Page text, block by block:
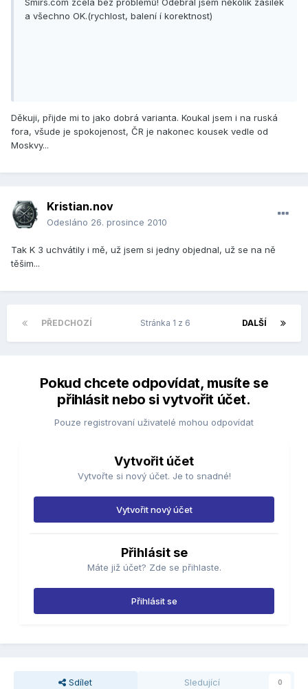
Smirs.com zcela bez problémů! Odebral jsem několik zásilek
a všechno OK.(rychlost, balení í korektnost)
Děkuji, přijde mi to jako dobrá varianta. Koukal jsem i na ruská
fora, všude je spokojenost, ČR je nakonec kousek vedle od
Moskvy...
Kristian.nov
Odesláno 26. prosince 2010
Tak K 3 uchvátily i mě, už jsem si jedny objednal, už se na ně
těšim...
PŘEDCHOZÍ DALŠÍ
Stránka 1 z 6
Pokud chcete odpovídat, musíte se
přihlásit nebo si vytvořit účet.
Pouze registrovaní uživatelé mohou odpovídat
Vytvořit účet
Vytvořte si nový účet. Je to snadné!
Vytvořit nový účet
Přihlásit se
Máte již účet? Zde se přihlaste.
Přihlásit se
Sdílet Sledující 0